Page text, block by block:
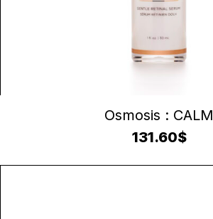
AJOUTER AU PANIER
Osmosis : CALM
131.60$